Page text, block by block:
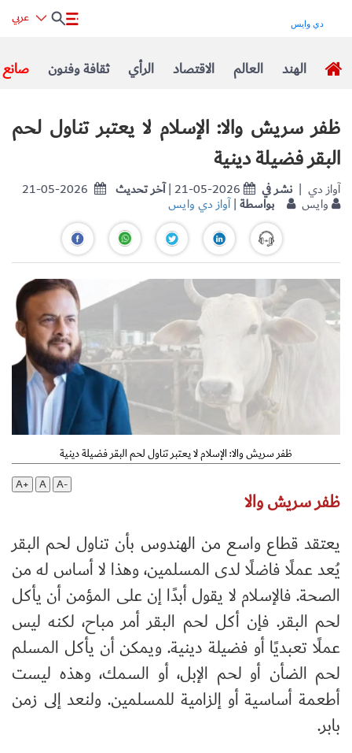
صانع ثقافة وفنون الرأي الاقتصاد العالم الهند
ظفر سريش والا: الإسلام لا يعتبر تناول لحم
البقر فضيلة دينية
21-05-2026 آخر تحديث| 21-05-2026 نشر في | آواز دي
وايس بواسطة|آواز دي وايس
ظفر سريش والا: الإسلام لا يعتبر تناول لحم البقر فضيلة دينية
A+
A A-
ظفر سريش والا
يعتقد قطاع واسع من الهندوس بأن تناول لحم البقر
يُعد عملًا فاضلًا لدى المسلمين، وهذا لا أساس له من
الصحة. فالإسلام لا يقول أبدًا إن على المؤمن أن يأكل
لحم البقر. فإن أكل لحم البقر أمر مباح، لكنه ليس
عملًا تعبديًا أو فضيلة دينية. ويمكن أن يأكل المسلم
لحم الضأن أو لحم الإبل، أو السمك، وهذه ليست
أطعمة أساسية أو إلزامية للمسلمين. ولنعد إلى زمن
بابر.